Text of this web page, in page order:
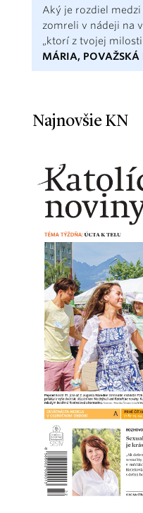
Aký je rozdiel
zomreli v nádeji na
„ktorí z tvojej
MÁRIA, POVAŽSKÁ
Najnovšie KN